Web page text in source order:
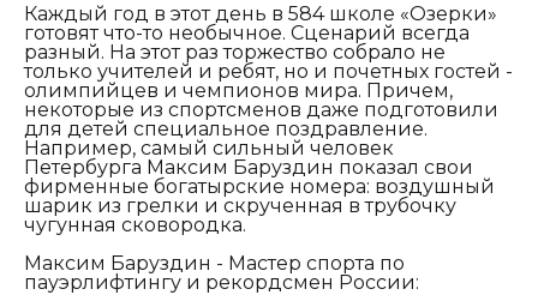
Каждый год в этот день в 584 школе «Озерки»
готовят что-то необычное. Сценарий всегда
разный. На этот раз торжество собрало не
только учителей и ребят, но и почетных гостей -
олимпийцев и чемпионов мира. Причем,
некоторые из спортсменов даже подготовили
для детей специальное поздравление.
Например, самый сильный человек
Петербурга Максим Баруздин показал свои
фирменные богатырские номера: воздушный
шарик из грелки и скрученная в трубочку
чугунная сковородка.
Максим Баруздин - Мастер спорта по
пауэрлифтингу и рекордсмен России: